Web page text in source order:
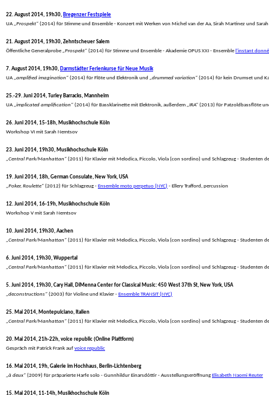
22. August 2014, 19h30, Bregenzer Festspiele
UA
„Prospekt“ (2014) für Stimme und Ensemble - Konzert mit Werken von Michel van der Aa, Sirah Martinez und
21. August 2014, 19h30, Zehntscheuer Salem
Öffentliche Generalprobe
„Prospekt“ (2014) für Stimme und Ensemble - Akademie OPUS XXI - Ensemble l'instant donné
7. August 2014, 19h30,
Darmstädter Ferienkurse für Neue Musik
UA
„amplified imagination“ (2014) für Flöte und Elektronik und „drummed variation“ (2014) für kein Drumset und
25.-29. Juni 2014, Turley Barracks, Mannheim
UA
„implicated amplification“ (2014) für Bassklarinette mit Elektronik, außerdem „IRA“ (2013) für Patzoldbassflöte
26. Juni 2014, 15-18h, Musikhochschule Köln
Workshop VI mit Sarah Nemtsov
23. Juni 2014, 19h30, Musikhochschule Köln
„Central Park/Manhattan“ (2011) für Klavier mit Melodica, Piccolo, Viola (con sordino) und Schlagzeug - Studenten
19. Juni 2014, 18h, German Consulate, New York, USA
„Poker, Roulette“ (2012) für Schlagzeug - Ensemble moto perpetuo (NYC) - Ellery Trafford, percussion
12. Juni 2014, 16-19h, Musikhochschule Köln
Workshop V mit Sarah Nemtsov
10. Juni 2014, 19h30, Aachen
„Central Park/Manhattan“ (2011) für Klavier mit Melodica, Piccolo, Viola (con sordino) und Schlagzeug - Studenten
6. Juni 2014, 19h30, Wuppertal
„Central Park/Manhattan“ (2011) für Klavier mit Melodica, Piccolo, Viola (con sordino) und Schlagzeug - Studenten
5. Juni 2014, 19h30, Cary Hall, DiMenna Center for Classical Music: 450 West 37th St, New York, USA
„deconstructions“ (2003) für Violine und Klavier - Ensemble TRANSIT (NYC)
25. Mai 2014, Montepulciano, Italien
„Central Park/Manhattan“ (2011) für Klavier mit Melodica, Piccolo, Viola (con sordino) und Schlagzeug - Studenten
20. Mai 2014, 21h-22h, voice republic (Online Plattform)
Gespräch mit Patrick Frank auf voice republic
16. Mai 2014, 19h, Galerie im Hochhaus, Berlin-Lichtenberg
„à deux“ (2009) für präparierte Harfe solo - Gunnhildur Einarsdóttir - Ausstellungseröffnung Elisabeth Naomi Reuter
15. Mai 2014, 11-14h, Musikhochschule Köln